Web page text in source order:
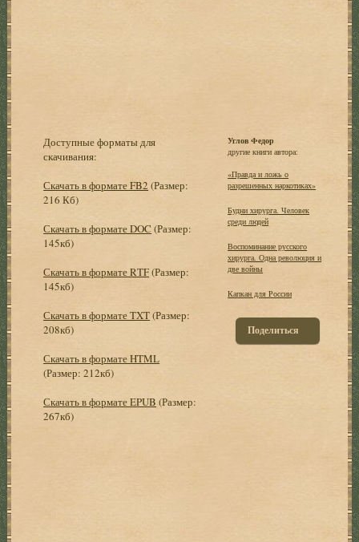
Доступные форматы для
скачивания:
Скачать в формате FB2 (Размер:
216 Кб)
Скачать в формате DOC (Размер:
145кб)
Скачать в формате RTF(Размер:
145кб)
Скачать в формате TXT(Размер:
208кб)
Скачать в формате HTML
(Размер: 212кб)
Скачать в формате EPUB (Размер:
267кб)
Углов Федор
другие книги автора:
«Правда и ложь о
разрешенных наркотиках»
Будни хирурга. Человек
среди людей
Воспоминание русского
хирурга. Одна революция и
две войны
Капкан для России
Поделиться